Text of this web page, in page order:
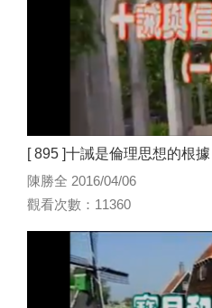
[ 895 ]十誡是倫理思想的根據
陳勝全 2016/04/06
觀看次數：11360